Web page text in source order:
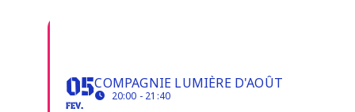
05
FEV.
COMPAGNIE LUMIÈRE D'AOÛT
20:00 - 21:40